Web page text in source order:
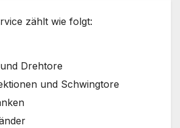
zählt wie folgt:
Drehtore
und Schwingtore